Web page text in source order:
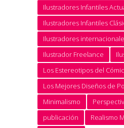
Ilustradores Infantiles
Ilustradores Infantiles
Ilustradores
Ilustrador Freelance
Los Estereotipos del Cómic
Los Mejores Diseños de
Minimalismo
publicación
Realismo